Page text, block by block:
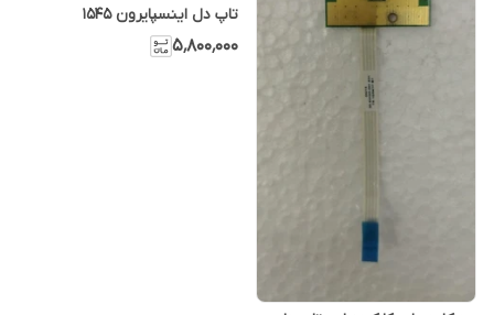
تاپ دل اینسپایرون 1545
۵٬۸۰۰٬۰۰۰